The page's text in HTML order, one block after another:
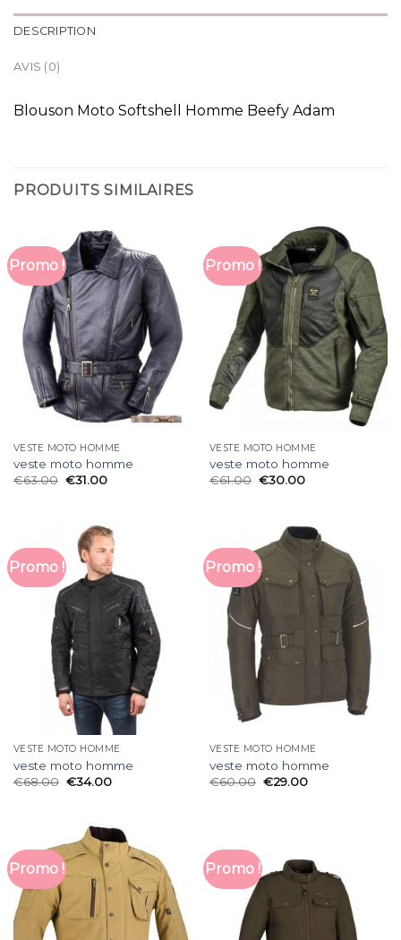
DESCRIPTION
AVIS (0)
Blouson Moto Softshell Homme Beefy Adam
PRODUITS SIMILAIRES
Promo !
VESTE MOTO HOMME
veste moto homme
€63.00 €31.00
Promo !
VESTE MOTO HOMME
veste moto homme
€61.00 €30.00
Promo !
VESTE MOTO HOMME
veste moto homme
€68.00 €34.00
Promo !
VESTE MOTO HOMME
veste moto homme
€60.00 €29.00
Promo ! Promo !